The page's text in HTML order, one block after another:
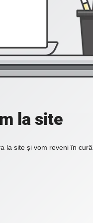
la site
la site și vom reveni în